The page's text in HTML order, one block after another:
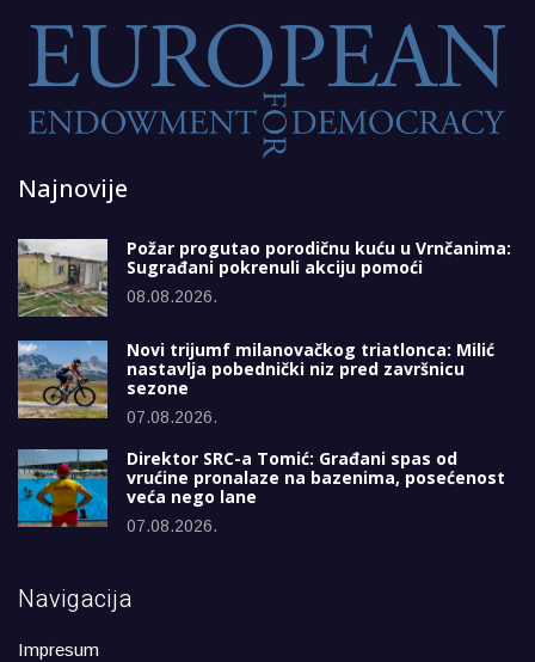
Najnovije
Požar progutao porodičnu kuću u Vrnčanima:
Sugrađani pokrenuli akciju pomoći
08.08.2026.
Novi trijumf milanovačkog triatlonca: Milić
nastavlja pobednički niz pred završnicu
sezone
07.08.2026.
Direktor SRC-a Tomić: Građani spas od
vrućine pronalaze na bazenima, posećenost
veća nego lane
07.08.2026.
Navigacija
Impresum